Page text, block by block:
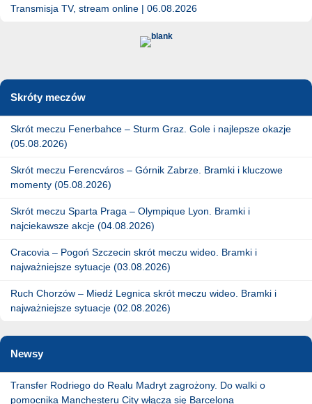
Transmisja TV, stream online | 06.08.2026
Skróty meczów
Skrót meczu Fenerbahce – Sturm Graz. Gole i najlepsze okazje
(05.08.2026)
Skrót meczu Ferencváros – Górnik Zabrze. Bramki i kluczowe
momenty (05.08.2026)
Skrót meczu Sparta Praga – Olympique Lyon. Bramki i
najciekawsze akcje (04.08.2026)
Cracovia – Pogoń Szczecin skrót meczu wideo. Bramki i
najważniejsze sytuacje (03.08.2026)
Ruch Chorzów – Miedź Legnica skrót meczu wideo. Bramki i
najważniejsze sytuacje (02.08.2026)
Newsy
Transfer Rodriego do Realu Madryt zagrożony. Do walki o
pomocnika Manchesteru City włącza się Barcelona